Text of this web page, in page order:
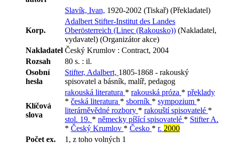
Slavík, Ivan, 1920-2002 (Tiskař) (Překladatel)
Korp.
Adalbert Stifter-Institut des Landes
Oberösterreich (Linec (Rakousko)) (Nakladatel,
vydavatel) (Organizátor akce)
Nakladatel Český Krumlov : Contract, 2004
Rozsah
80 s. : il.
Osobní
hesla
Stifter, Adalbert, 1805-1868 - rakouský
spisovatel a básník, malíř, pedagog
Klíčová
slova
rakouská literatura * rakouská próza * překlady
* česká literatura * sborník * sympozium *
literárněvědné rozbory * rakouští spisovatelé *
stol. 19. * německy píšící spisovatelé * Stifter A.
* Český Krumlov * Česko * r. 2000
Počet ex.
1, z toho volných 1